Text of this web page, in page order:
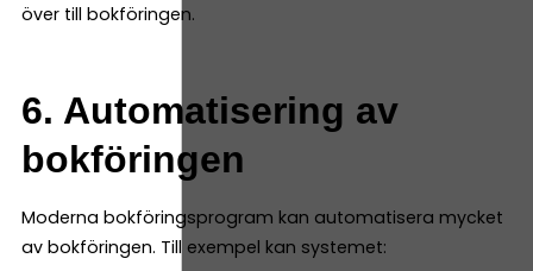
över till bokföringen.
6. Automatisering av
bokföringen
Moderna bokföringsprogram kan automatisera mycket
av bokföringen. Till exempel kan systemet: